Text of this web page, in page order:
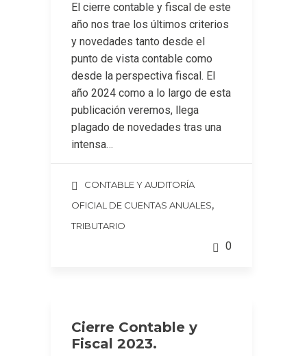
El cierre contable y fiscal de este
año nos trae los últimos criterios
y novedades tanto desde el
punto de vista contable como
desde la perspectiva fiscal. El
año 2024 como a lo largo de esta
publicación veremos, llega
plagado de novedades tras una
intensa…
CONTABLE Y AUDITORÍA
OFICIAL DE CUENTAS ANUALES,
TRIBUTARIO
0
Cierre Contable y
Fiscal 2023.